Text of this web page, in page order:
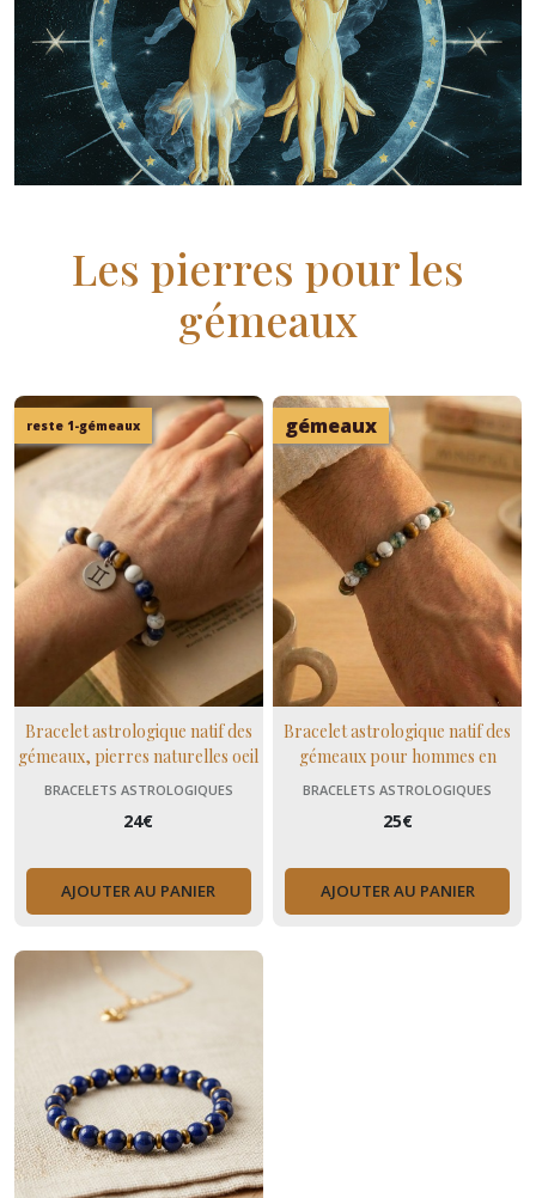
Les pierres pour les
gémeaux
reste 1-gémeaux
Bracelet astrologique natif des
gémeaux, pierres naturelles oeil
de tigre, lapis lazuli et howlite
BRACELETS ASTROLOGIQUES
24€
AJOUTER AU PANIER
gémeaux
Bracelet astrologique natif des
gémeaux pour hommes en
pierres naturelles agate mousse,
BRACELETS ASTROLOGIQUES
25€
AJOUTER AU PANIER